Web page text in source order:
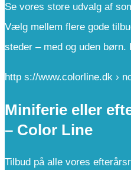
Se vores store udvalg af
Vælg mellem flere gode
steder – med og uden børn.
http s://www.colorline.dk ›
Miniferie eller
– Color Line
Tilbud på alle vores